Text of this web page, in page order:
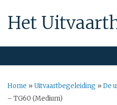
Het
Home »Uitvaartbegeleiding »De
– TG60 (Medium)